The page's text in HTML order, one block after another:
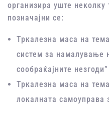
организира уште
позначајни се:
Тркалезна маса на
систем за намалување
сообраќајните незгоди”
Тркалезна маса на
локалната самоуправа